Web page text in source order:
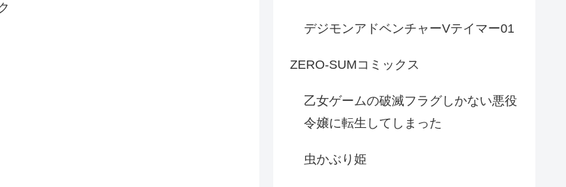
デジモンアドベンチャーVテイマー01
ZERO-SUMコミックス
乙女ゲームの破滅フラグしかない悪役
令嬢に転生してしまった
虫かぶり姫